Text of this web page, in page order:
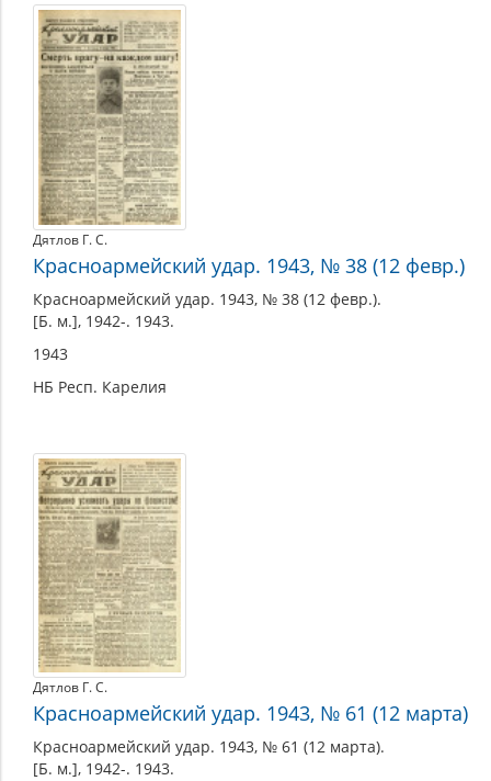
1943
Дятлов Г. С.
Красноармейский удар. 1943, № 38 (12 февр.)
Красноармейский удар. 1943, № 38 (12 февр.).
[Б. м.], 1942-. 1943.
1943
НБ Респ. Карелия
Дятлов Г. С.
Красноармейский удар. 1943, № 61 (12 марта)
Красноармейский удар. 1943, № 61 (12 марта).
[Б. м.], 1942-. 1943.